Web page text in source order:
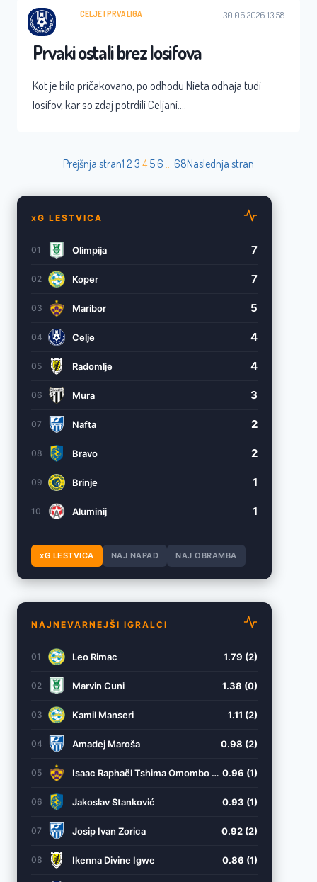
CELJE | PRVA LIGA 30.06.2026 13:58
Prvaki ostali brez Iosifova
Kot je bilo pričakovano, po odhodu Nieta odhaja tudi
Iosifov, kar so zdaj potrdili Celjani.…
Prejšnja stran1 2 3 4 56 68Naslednja stran
xG LESTVICA
01 Olimpija 7
02 Koper 7
03 Maribor 5
04 Celje 4
05 Radomlje 4
06 Mura 3
07 Nafta 2
08 Bravo 2
09 Brinje 1
10 Aluminij 1
xG LESTVICA NAJ NAPAD NAJ OBRAMBA
NAJNEVARNEJŠI IGRALCI
01 Leo Rimac 1.79 (2)
02 Marvin Cuni 1.38 (0)
03 Kamil Manseri 1.11 (2)
04 Amadej Maroša 0.98 (2)
05 Isaac Raphaël Tshima Omombo Tshipamba-Mulowayi 0.96 (1)
06 Jakoslav Stanković 0.93 (1)
07 Josip Ivan Zorica 0.92 (2)
08 Ikenna Divine Igwe 0.86 (1)